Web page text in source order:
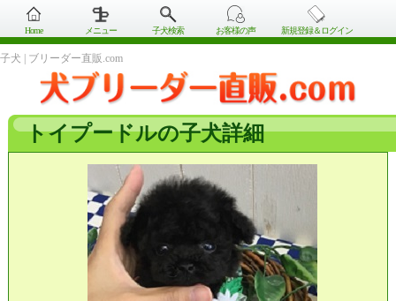
Home メニュー 子犬検索 お客様の声 新規登録＆ログイン
子犬 | ブリーダー直販.com
トイプードルの子犬詳細